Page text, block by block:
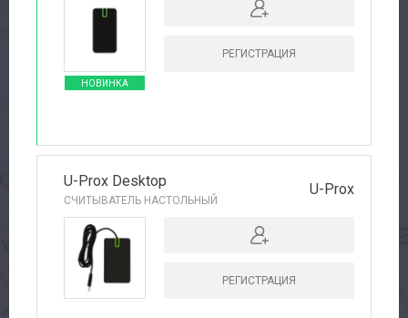
НОВИНКА
РЕГИСТРАЦИЯ
U-Prox Desktop
СЧИТЫВАТЕЛЬ НАСТОЛЬНЫЙ
U-Prox
РЕГИСТРАЦИЯ